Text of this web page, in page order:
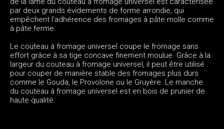
par deux grands évidements de forme arrondie, qui
empêchent l'adhérence des fromages à pâte molle comme
à pâte ferme.
Le couteau à fromage universel coupe le fromage sans
effort grâce à sa tige concave finement moulue. Grâce à la
largeur du couteau à fromage universel, il peut être utilisé
pour couper de manière stable des fromages plus durs
comme le Gouda, le Provolone ou le Gruyère. Le manche
du couteau à fromage universel est en bois de prunier de
haute qualité.